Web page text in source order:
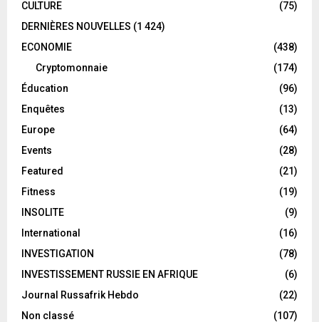
CULTURE
(75)
DERNIÈRES NOUVELLES (1 424)
ECONOMIE
(438)
Cryptomonnaie
(174)
Éducation
(96)
Enquêtes
(13)
Europe
(64)
Events
(28)
Featured
(21)
Fitness
(19)
INSOLITE
(9)
International
(16)
INVESTIGATION
(78)
INVESTISSEMENT RUSSIE EN AFRIQUE
(6)
Journal Russafrik Hebdo
(22)
Non classé
(107)